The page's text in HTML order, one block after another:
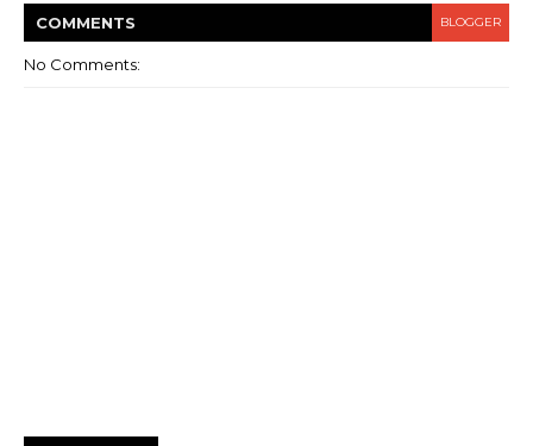
COMMENTS BLOGGER
No Comments: